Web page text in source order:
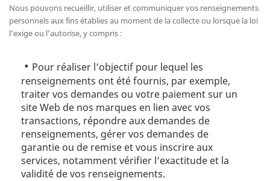
Nous pouvons recueillir, utiliser et communiquer vos renseignements
personnels aux fins établies au moment de la collecte ou lorsque la loi
l’exige ou l’autorise, y compris :
Pour réaliser l’objectif pour lequel les
renseignements ont été fournis, par exemple,
traiter vos demandes ou votre paiement sur un
site Web de nos marques en lien avec vos
transactions, répondre aux demandes de
renseignements, gérer vos demandes de
garantie ou de remise et vous inscrire aux
services, notamment vérifier l’exactitude et la
validité de vos renseignements.